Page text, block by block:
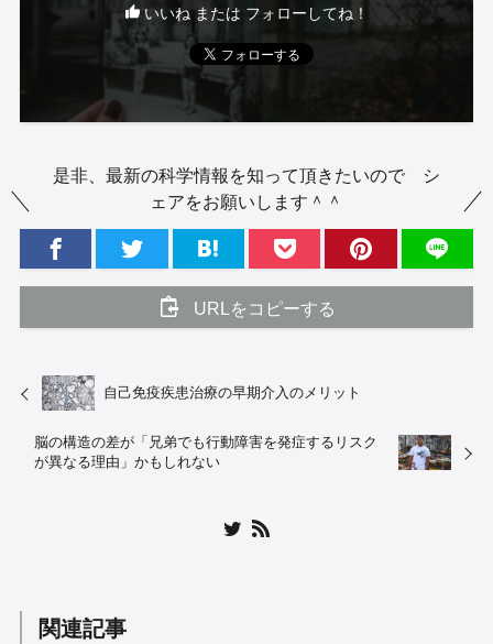
いいね または フォローしてね！
是非、最新の科学情報を知って頂きたいので シ
ェアをお願いします＾＾
URLをコピーする
自己免疫疾患治療の早期介入のメリット
脳の構造の差が「兄弟でも行動障害を発症するリスク
が異なる理由」かもしれない
関連記事